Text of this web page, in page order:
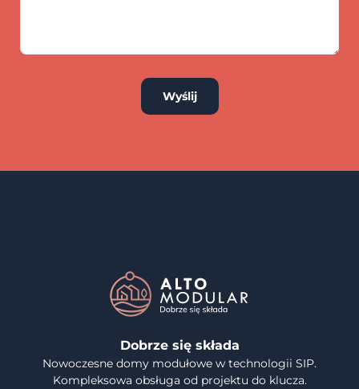
Wyślij
Dobrze się składa
Nowoczesne domy modułowe w technologii SIP.
Kompleksowa obsługa od projektu do klucza.